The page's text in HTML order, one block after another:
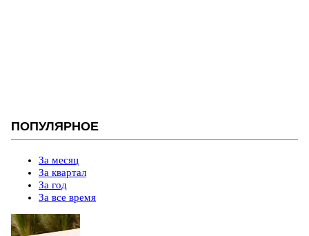
ПОПУЛЯРНОЕ
За месяц
За квартал
За год
За все время